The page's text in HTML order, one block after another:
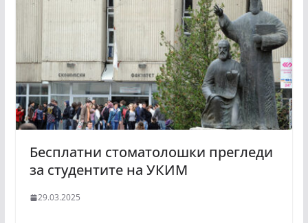
Бесплатни стоматолошки прегледи
за студентите на УКИМ
29.03.2025